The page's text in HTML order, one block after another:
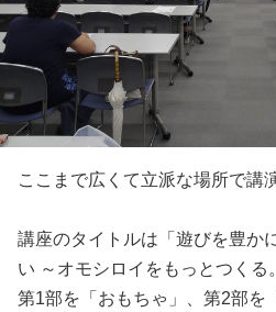
ここまで広くて立派な場所で講
講座のタイトルは「遊びを豊か
い ～オモシロイをもっとつくる
第1部を「おもちゃ」、第2部を